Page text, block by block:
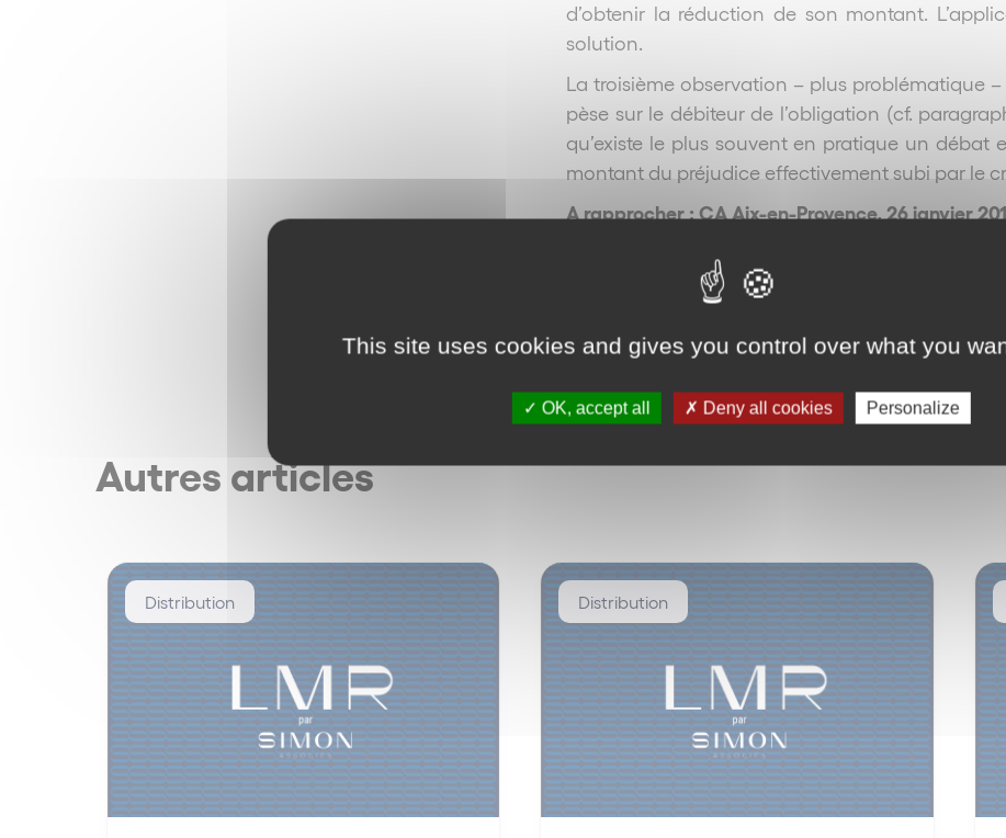
d’obtenir la réduction de son montant.
solution.
La troisième observation – plus problématique
pèse sur le débiteur de l’obligation (cf.
qu’existe le plus souvent en pratique un débat
montant du préjudice effectivement subi par le
A rapprocher : CA Aix-en-Provence, 26 janvier
Autres articles
Distribution Distribution
This site uses cookies and gives you control over what you
OK, accept all Deny all cookies Personalize